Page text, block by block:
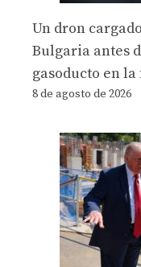
Un dron
Bulgaria antes
gasoducto en
8 de agosto de 2026